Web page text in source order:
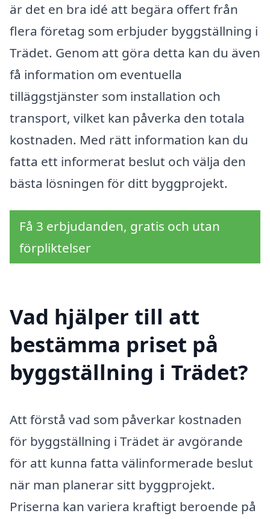
är det en bra idé att begära offert från
flera företag som erbjuder byggställning i
Trädet. Genom att göra detta kan du även
få information om eventuella
tilläggstjänster som installation och
transport, vilket kan påverka den totala
kostnaden. Med rätt information kan du
fatta ett informerat beslut och välja den
bästa lösningen för ditt byggprojekt.
Få 3 erbjudanden, gratis och utan
förpliktelser
Vad hjälper till att
bestämma priset på
byggställning i Trädet?
Att förstå vad som påverkar kostnaden
för byggställning i Trädet är avgörande
för att kunna fatta välinformerade beslut
när man planerar sitt byggprojekt.
Priserna kan variera kraftigt beroende på